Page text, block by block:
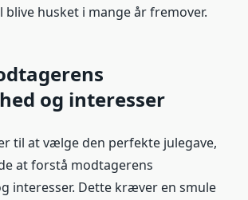
blive husket i mange år fremover.
og interesser
til at vælge den perfekte julegave,
at forstå modtagerens
interesser. Dette kræver en smule